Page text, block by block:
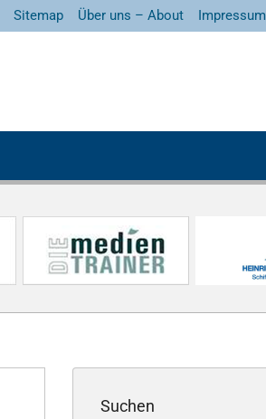
Sitemap Über uns – About Impressum
Suchen